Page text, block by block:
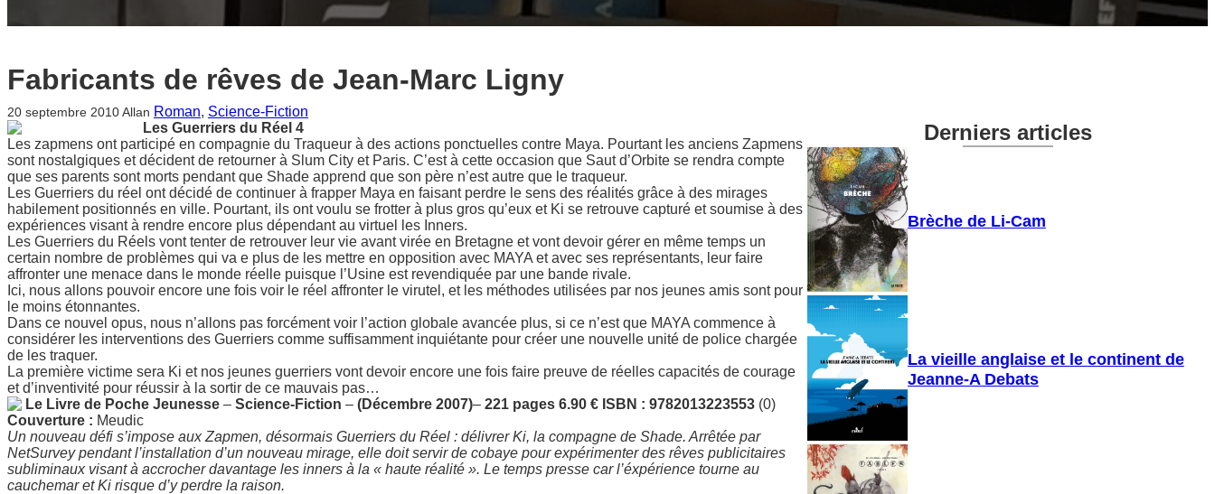
Fabricants de rêves de Jean-Marc Ligny
20 septembre 2010 Allan Roman, Science-Fiction
Les Guerriers du Réel 4
Les zapmens ont participé en compagnie du Traqueur à des actions ponctuelles contre Maya. Pourtant les anciens Zapmens
sont nostalgiques et décident de retourner à Slum City et Paris. C’est à cette occasion que Saut d’Orbite se rendra compte
que ses parents sont morts pendant que Shade apprend que son père n’est autre que le traqueur.
Les Guerriers du réel ont décidé de continuer à frapper Maya en faisant perdre le sens des réalités grâce à des mirages
habilement positionnés en ville. Pourtant, ils ont voulu se frotter à plus gros qu’eux et Ki se retrouve capturé et soumise à des
expériences visant à rendre encore plus dépendant au virtuel les Inners.
Les Guerriers du Réels vont tenter de retrouver leur vie avant virée en Bretagne et vont devoir gérer en même temps un
certain nombre de problèmes qui va e plus de les mettre en opposition avec MAYA et avec ses représentants, leur faire
affronter une menace dans le monde réelle puisque l’Usine est revendiquée par une bande rivale.
Ici, nous allons pouvoir encore une fois voir le réel affronter le virutel, et les méthodes utilisées par nos jeunes amis sont pour
le moins étonnantes.
Dans ce nouvel opus, nous n’allons pas forcément voir l’action globale avancée plus, si ce n’est que MAYA commence à
considérer les interventions des Guerriers comme suffisamment inquiétante pour créer une nouvelle unité de police chargée
de les traquer.
La première victime sera Ki et nos jeunes guerriers vont devoir encore une fois faire preuve de réelles capacités de courage
et d’inventivité pour réussir à la sortir de ce mauvais pas…
Le Livre de Poche Jeunesse – Science-Fiction – (Décembre 2007)– 221 pages 6.90 € ISBN : 9782013223553 (0)
Couverture : Meudic
Un nouveau défi s’impose aux Zapmen, désormais Guerriers du Réel : délivrer Ki, la compagne de Shade. Arrêtée par
NetSurvey pendant l’installation d’un nouveau mirage, elle doit servir de cobaye pour expérimenter des rêves publicitaires
subliminaux visant à accrocher davantage les inners à la « haute réalité ». Le temps presse car l’éxpérience tourne au
cauchemar et Ki risque d’y perdre la raison.
Derniers articles
Brèche de Li-Cam
La vieille anglaise et le continent de
Jeanne-A Debats